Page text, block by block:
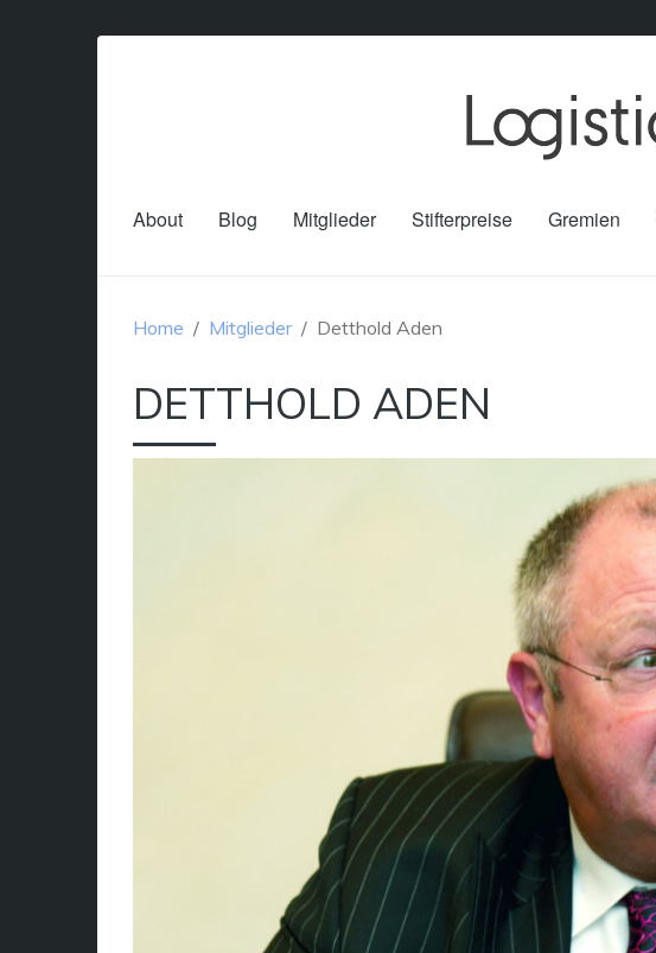
About Blog Mitglieder Stifterpreise Gremien
Home Mitglieder Detthold Aden
DETTHOLD ADEN